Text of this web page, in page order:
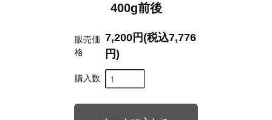
400g前後
販売価
格
7,200円(税込7,776
円)
購入数